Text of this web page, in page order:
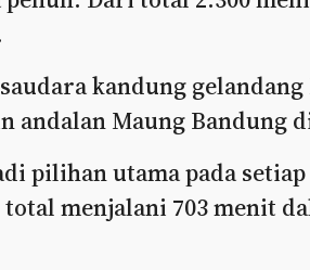
kandung
andalan Maung Bandung
pilihan utama pada
menjalani 703 menit